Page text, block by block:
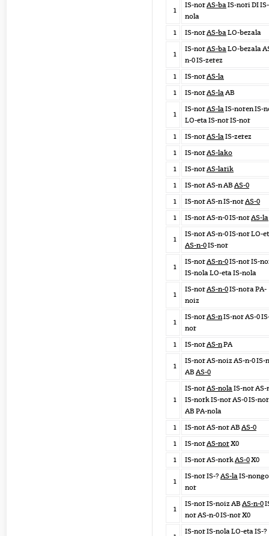
1
IS-norAS-baIS-nori DI IS-
nola
1
IS-norAS-baLO-bezala
1
IS-norAS-baLO-bezala
n-0 IS-zerez
1
IS-norAS-la
1
IS-norAS-laAB
1
IS-norAS-laIS-noren IS-
LO-eta IS-nor IS-nor
1
IS-norAS-laIS-zerez
1
IS-norAS-lako
1
IS-norAS-larik
1
IS-nor AS-n AB AS-0
1
IS-nor AS-n IS-norAS-0
1
IS-nor AS-n-0 IS-norAS-la
1
IS-nor AS-n-0 IS-nor LO-
AS-n-0IS-nor
1
IS-norAS-n-0IS-nor IS-
IS-nola LO-eta IS-nola
1
IS-norAS-n-0IS-nora PA-
noiz
1
IS-norAS-nIS-nor AS-0
nor
1
IS-norAS-nPA
1
IS-nor AS-noiz AS-n-0 IS-
AB AS-0
1
IS-norAS-nolaIS-nor AS-
IS-nork IS-nor AS-0 IS-nor
AB PA-nola
1
IS-nor AS-nor AB AS-0
1
IS-norAS-norX0
1
IS-nor AS-norkAS-0X0
1
IS-nor IS-? AS-laIS-
nor
1
IS-nor IS-noiz AB AS-n-0
nor AS-n-0 IS-nor X0
IS-nor IS-nola LO-eta IS-?